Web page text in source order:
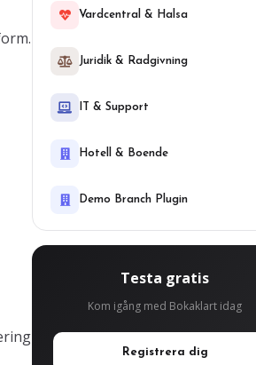
Vardcentral & Halsa
Juridik & Radgivning
IT & Support
Hotell & Boende
Demo Branch Plugin
Testa gratis
Kom igång med Bokaklart idag
Registrera dig